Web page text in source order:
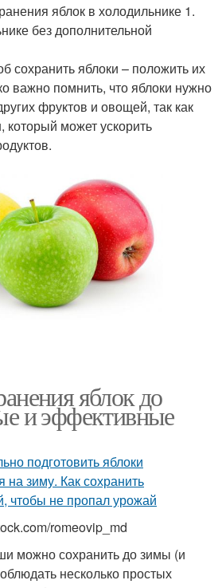
яблок в холодильнике 1.
без дополнительной
сохранить яблоки – положить их
важно помнить, что яблоки нужно
фруктов и овощей, так как
может ускорить
яблок до
и эффективные
romeovip_md
можно сохранить до зимы (и
несколько простых